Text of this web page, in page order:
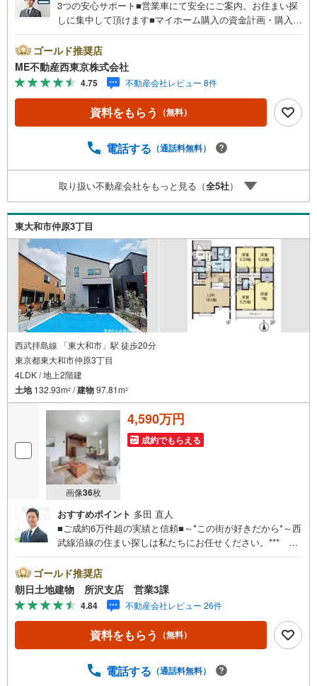
3つの安心サポート■営業車にて安全にご案内。お住まい探
しに集中して頂けます■マイホーム購入の資金計画・購入か
どんなに信用のある建築会社でもご自分の目で確認するこ
とは重要ですよね。特殊機材を使用し物件状態を調査致し
ますご来店特典■FP相談キャッシュフローの作成無料でで
きます■未公開の物件情報をご紹介■弊社仲介にてご契約頂
くと1万円から最大10万円のご紹介料をお支払い！詳しくは
スタッフ迄 都内有数の1棟ビル大型店舗開店！■西武新宿線
う方はご自宅へ『無料送迎サービス』実施しております！■
ー、紙おむつ、アメニティ、大型個室ブース4部屋、各ブー
スモニター等完備しております！
ゴールド推奨店
ME不動産西東京株式会社
4.75 不動産会社レビュー 8件
資料をもらう （無料）
電話する （通話料無料）
取り扱い不動産会社をもっと見る（全5社）
東大和市仲原3丁目
西武拝島線 「東大和市」駅 徒歩20分
東京都東大和市仲原3丁目
4LDK / 地上2階建
土地132.93m2 /建物97.81m2
画像36枚
4,590万円
成約でもらえる
おすすめポイント 多田 直人
■ご成約6万件超の実績と信頼■～*この街が好きだから*～西
武線沿線の住まい探しは私たちにお任せください。*** 住
玉・神奈川に展開。豊富な取引データと現場経験をもと
に、お客様一人ひとりに最適なご提案を行っています。
「住宅ローンが不安」「自己資金が少ないけれど購入でき
る？」「住み替えの進め方が分からない」など、購入・売
却に関するお悩みにも有資格スタッフが丁寧に対応。資金
計画の立案から契約・お引渡しまで一貫してサポートいた
件ごとのメリット・注意点をまとめたレポートもご用意し
ゴールド推奨店
朝日土地建物 所沢支店 営業3課
4.84 不動産会社レビュー 26件
資料をもらう （無料）
電話する （通話料無料）